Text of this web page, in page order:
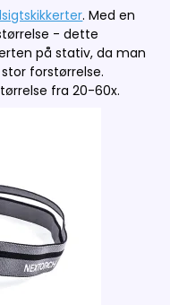
. Med en
- dette
på stativ, da man
forstørrelse.
fra 20-60x.